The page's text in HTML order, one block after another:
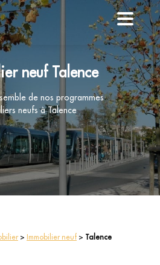
neuf Talence
de nos programmes
neufs à Talence
> Immobilier neuf > Talence